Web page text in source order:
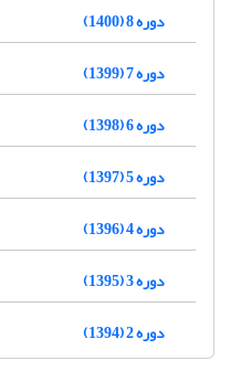
دوره 8 (1400)
دوره 7 (1399)
دوره 6 (1398)
دوره 5 (1397)
دوره 4 (1396)
دوره 3 (1395)
دوره 2 (1394)